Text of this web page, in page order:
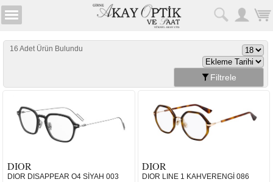
16 Adet Ürün Bulundu
Filtrele
DIOR
DIOR DISAPPEAR O4 SİYAH 003
DIOR
DIOR LINE 1 KAHVERENGİ 086